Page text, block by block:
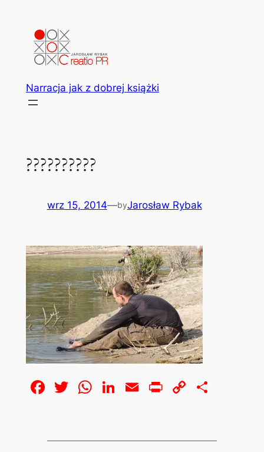
Narracja jak z dobrej książki
??????????
wrz 15, 2014—byJarosław Rybak
Facebook
Twitter
WhatsApp
LinkedIn
EmailPrintCopy